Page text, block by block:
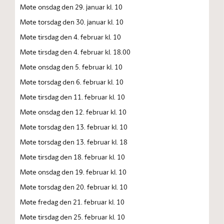
Møte onsdag den 29. januar kl. 10
Møte torsdag den 30. januar kl. 10
Møte tirsdag den 4. februar kl. 10
Møte tirsdag den 4. februar kl. 18.00
Møte onsdag den 5. februar kl. 10
Møte torsdag den 6. februar kl. 10
Møte tirsdag den 11. februar kl. 10
Møte onsdag den 12. februar kl. 10
Møte torsdag den 13. februar kl. 10
Møte torsdag den 13. februar kl. 18
Møte tirsdag den 18. februar kl. 10
Møte onsdag den 19. februar kl. 10
Møte torsdag den 20. februar kl. 10
Møte fredag den 21. februar kl. 10
Møte tirsdag den 25. februar kl. 10